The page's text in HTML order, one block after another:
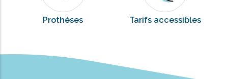
Prothèses Tarifs accessibles